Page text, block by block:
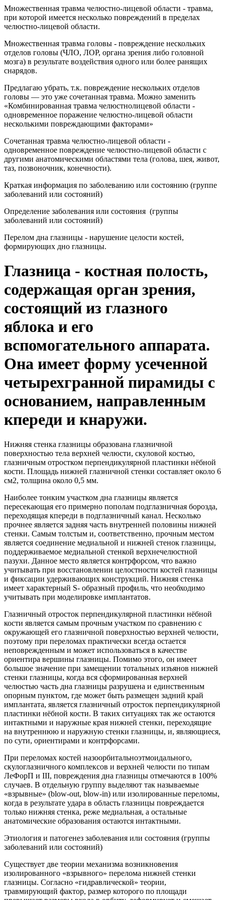
Множественная травма челюстно-лицевой области - травма,
при которой имеется несколько повреждений в пределах
челюстно-лицевой области.
Множественная травма головы - повреждение нескольких
отделов головы (ЧЛО, ЛОР, органа зрения либо головной
мозга) в результате воздействия одного или более ранящих
снарядов.
Предлагаю убрать, т.к. повреждение нескольких отделов
головы — это уже сочетанная травма. Можно заменить
«Комбинированная травма челюстнолицевой области -
одновременное поражение челюстно-лицевой области
несколькими повреждающими факторами»
Сочетанная травма челюстно-лицевой области -
одновременное повреждение челюстно-лицевой области с
другими анатомическими областями тела (голова, шея, живот,
таз, позвоночник, конечности).
Краткая информация по заболеванию или состоянию (группе
заболеваний или состояний)
Определение заболевания или состояния (группы
заболеваний или состояний)
Перелом дна глазницы - нарушение целости костей,
формирующих дно глазницы.
Глазница - костная полость,
содержащая орган зрения,
состоящий из глазного
яблока и его
вспомогательного аппарата.
Она имеет форму усеченной
четырехгранной пирамиды с
основанием, направленным
кпереди и кнаружи.
Нижняя стенка глазницы образована глазничной
поверхностью тела верхней челюсти, скуловой костью,
глазничным отростком перпендикулярной пластинки нёбной
кости. Площадь нижней глазничной стенки составляет около 6
см2, толщина около 0,5 мм.
Наиболее тонким участком дна глазницы является
пересекающая его примерно пополам подглазничная борозда,
переходящая кпереди в подглазничный канал. Несколько
прочнее является задняя часть внутренней половины нижней
стенки. Самым толстым и, соответственно, прочным местом
является соединение медиальной и нижней стенок глазницы,
поддерживаемое медиальной стенкой верхнечелюстной
пазухи. Данное место является контрфорсом, что важно
учитывать при восстановлении целостности костей глазницы
и фиксации удерживающих конструкций. Нижняя стенка
имеет характерный S- образный профиль, что необходимо
учитывать при моделировке имплантатов.
Глазничный отросток перпендикулярной пластинки нёбной
кости является самым прочным участком по сравнению с
окружающей его глазничной поверхностью верхней челюсти,
поэтому при переломах практически всегда остается
неповрежденным и может использоваться в качестве
ориентира вершины глазницы. Помимо этого, он имеет
большое значение при замещении тотальных изъянов нижней
стенки глазницы, когда вся сформированная верхней
челюстью часть дна глазницы разрушена и единственным
опорным пунктом, где может быть размещен задний край
имплантата, является глазничный отросток перпендикулярной
пластинки нёбной кости. В таких ситуациях так же остаются
интактными и наружные края нижней стенки, переходящие
на внутреннюю и наружную стенки глазницы, и, являющиеся,
по сути, ориентирами и контрфорсами.
При переломах костей назоорбитальноэтмоидального,
скулоглазничного комплексов и верхней челюсти по типам
ЛеФорП и III, повреждения дна глазницы отмечаются в 100%
случаев. В отдельную группу выделяют так называемые
«взрывные» (blow-out, blow-in) или изолированные переломы,
когда в результате удара в область глазницы повреждается
только нижняя стенка, реже медиальная, а остальные
анатомические образования остаются интактными.
Этиология и патогенез заболевания или состояния (группы
заболеваний или состояний)
Существует две теории механизма возникновения
изолированного «взрывного» перелома нижней стенки
глазницы. Согласно «гидравлической» теории,
травмирующий фактор, размер которого по площади